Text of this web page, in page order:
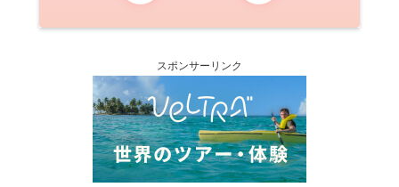
スポンサーリンク